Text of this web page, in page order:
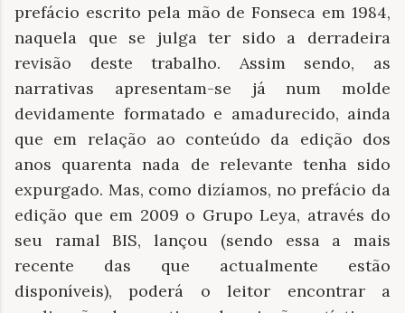
prefácio escrito pela mão de Fonseca em 1984,
naquela que se julga ter sido a derradeira
revisão deste trabalho. Assim sendo, as
narrativas apresentam-se já num molde
devidamente formatado e amadurecido, ainda
que em relação ao conteúdo da edição dos
anos quarenta nada de relevante tenha sido
expurgado. Mas, como dizíamos, no prefácio da
edição que em 2009 o Grupo Leya, através do
seu ramal BIS, lançou (sendo essa a mais
recente das que actualmente estão
disponíveis), poderá o leitor encontrar a